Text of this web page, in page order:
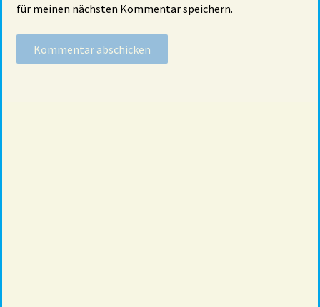
für meinen nächsten Kommentar speichern.